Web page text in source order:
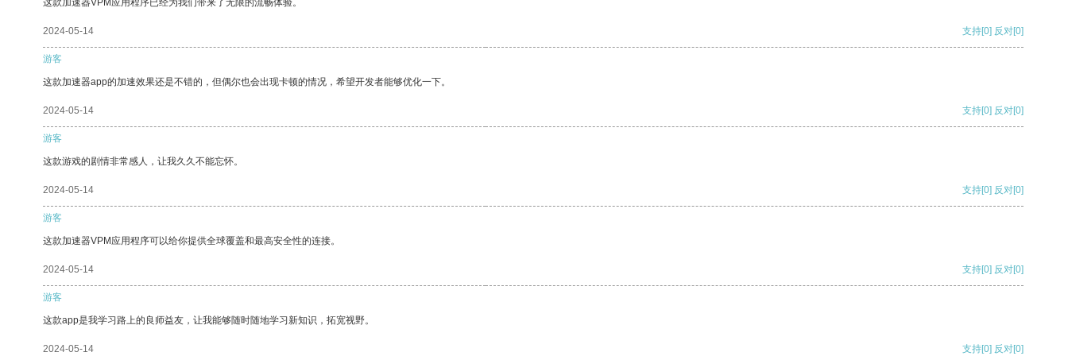
这款加速器VPM应用程序已经为我们带来了无限的流畅体验。
2024-05-14 支持[0] 反对[0]
游客
这款加速器app的加速效果还是不错的，但偶尔也会出现卡顿的情况，希望开发者能够优化一下。
2024-05-14 支持[0] 反对[0]
游客
这款游戏的剧情非常感人，让我久久不能忘怀。
2024-05-14 支持[0] 反对[0]
游客
这款加速器VPM应用程序可以给你提供全球覆盖和最高安全性的连接。
2024-05-14 支持[0] 反对[0]
游客
这款app是我学习路上的良师益友，让我能够随时随地学习新知识，拓宽视野。
2024-05-14 支持[0] 反对[0]